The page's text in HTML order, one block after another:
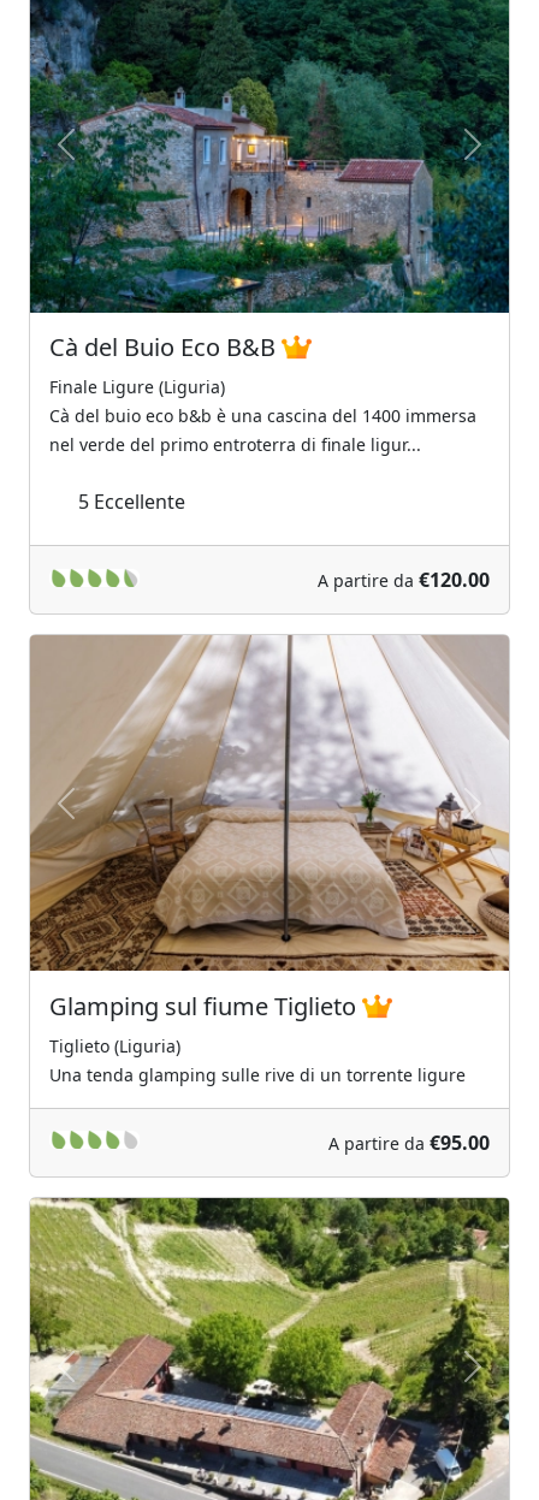
Previous Next
Cà del Buio Eco B&B
Finale Ligure (Liguria)
Cà del buio eco b&b è una cascina del 1400 immersa
nel verde del primo entroterra di finale ligur...
5 Eccellente
A partire da €120.00
Previous Next
Glamping sul fiume Tiglieto
Tiglieto (Liguria)
Una tenda glamping sulle rive di un torrente ligure
A partire da €95.00
Previous Next